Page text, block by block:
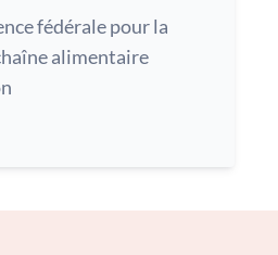
fédérale pour la
alimentaire